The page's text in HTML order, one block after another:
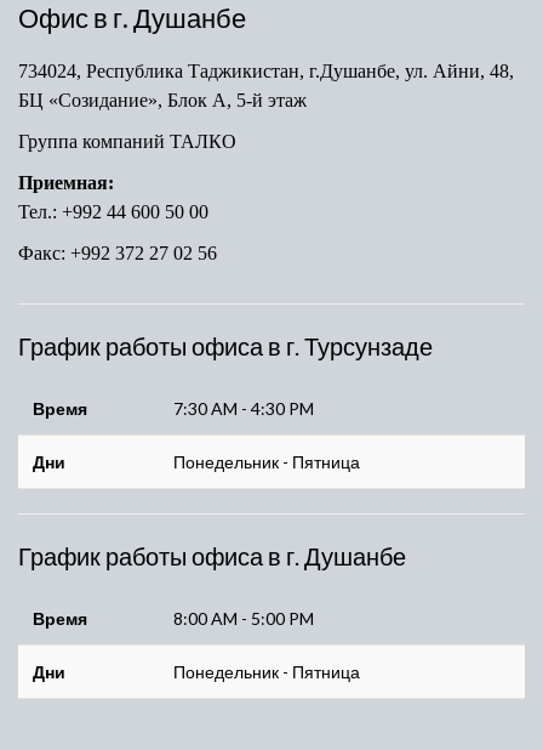
Офис в г. Душанбе
734024, Республика Таджикистан, г.Душанбе, ул. Айни, 48,
БЦ «Созидание», Блок А, 5-й этаж
Группа компаний ТАЛКО
Приемная:
Тел.: +992 44 600 50 00
Факс: +992 372 27 02 56
График работы офиса в г. Турсунзаде
Время 7:30 AM - 4:30 PM
Дни Понедельник - Пятница
График работы офиса в г. Душанбе
Время 8:00 AM - 5:00 PM
Дни Понедельник - Пятница